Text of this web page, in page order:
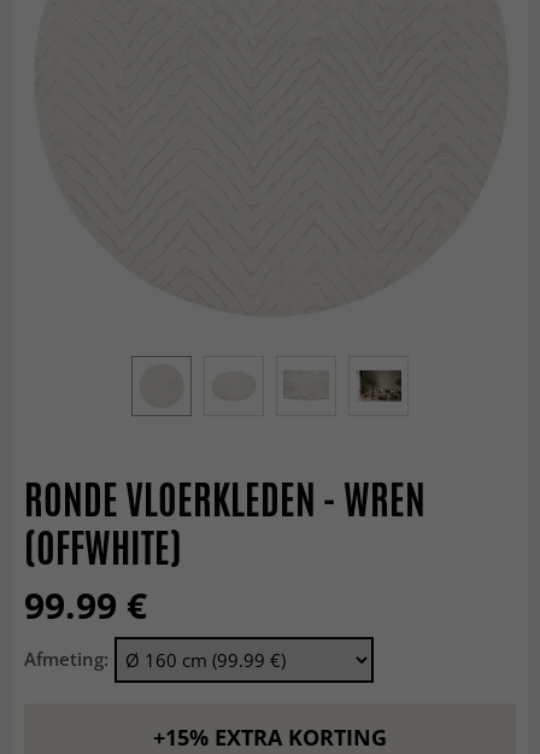
RONDE VLOERKLEDEN - WREN
(OFFWHITE)
99.99 €
Afmeting:
+15% EXTRA KORTING